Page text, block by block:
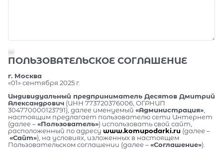
ПОЛЬЗОВАТЕЛЬСКОЕ СОГЛАШЕНИЕ
г. Москва
«01» сентября 2025 г.
Индивидуальный предприниматель Десятов Дмитрий
Александрович (ИНН 773720376006, ОГРНИП
304770000123791), далее именуемый «Администрация»
настоящим предлагает пользователю сети Интернет
(далее –«Пользователь») использовать свой сайт,
расположенный по адресу www.komupodarki.ru (далее –
«Сайт»), на условиях, изложенных в настоящем
Пользовательском соглашении (далее –«Соглашение»).